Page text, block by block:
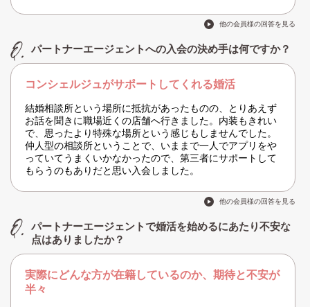
他の会員様の回答を見る
パートナーエージェントへの入会の決め手は何ですか？
コンシェルジュがサポートしてくれる婚活
結婚相談所という場所に抵抗があったものの、とりあえず
お話を聞きに職場近くの店舗へ行きました。内装もきれい
で、思ったより特殊な場所という感じもしませんでした。
仲人型の相談所ということで、いままで一人でアプリをや
っていてうまくいかなかったので、第三者にサポートして
もらうのもありだと思い入会しました。
他の会員様の回答を見る
パートナーエージェントで婚活を始めるにあたり不安な
点はありましたか？
実際にどんな方が在籍しているのか、期待と不安が
半々